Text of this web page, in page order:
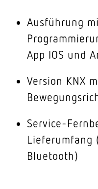
Ausführung
App IOS und
Version KNX
Service-
Lieferumfang
Bluetooth)